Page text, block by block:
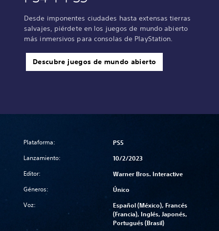
Desde imponentes ciudades hasta extensas tierras
salvajes, piérdete en los juegos de mundo abierto
más inmersivos para consolas de PlayStation.
Descubre juegos de mundo abierto
Plataforma: PS5
Lanzamiento: 10/2/2023
Editor: Warner Bros. Interactive
Géneros: Único
Voz:
Español (México), Francés
(Francia), Inglés, Japonés,
Portugués (Brasil)